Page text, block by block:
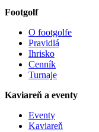
Footgolf
O footgolfe
Pravidlá
Ihrisko
Cenník
Turnaje
Kaviareň a eventy
Eventy
Kaviareň